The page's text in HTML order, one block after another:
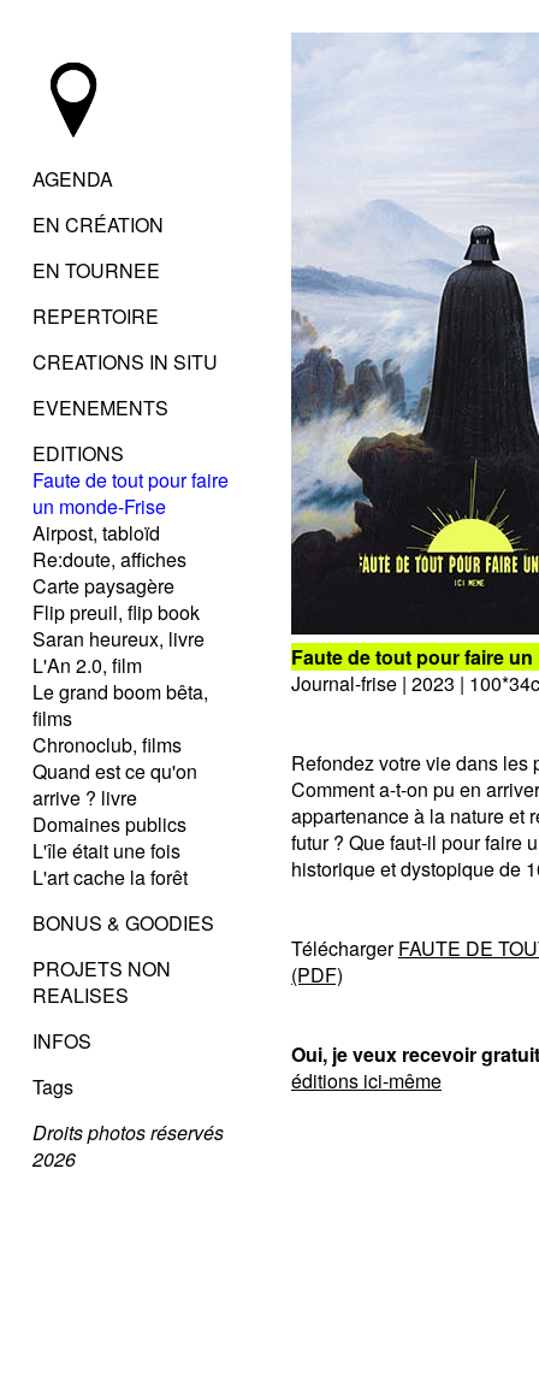
AGENDA
EN CRÉATION
EN TOURNEE
REPERTOIRE
CREATIONS IN SITU
EVENEMENTS
EDITIONS
Faute de tout pour faire
un monde-Frise
Airpost, tabloïd
Re:doute, affiches
Carte paysagère
Flip preuil, flip book
Saran heureux, livre
L'An 2.0, film
Le grand boom bêta,
films
Chronoclub, films
Quand est ce qu'on
arrive ? livre
Domaines publics
L'île était une fois
L'art cache la forêt
BONUS & GOODIES
PROJETS NON
REALISES
INFOS
Tags
Droits photos réservés
2026
Faute de tout pour faire
Journal-frise | 2023 |
Refondez votre vie dans
Comment a-t-on pu en
appartenance à la nature et
futur ? Que faut-il pour faire
historique et dystopique de
TéléchargerFAUTE DE
(PDF)
Oui, je veux recevoir
éditions ici-même